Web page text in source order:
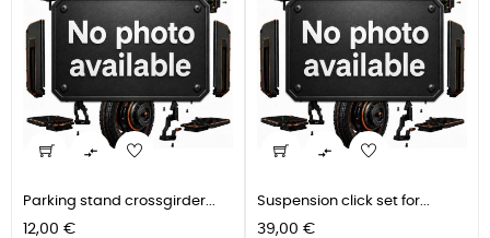

Parking stand crossgirder...
Preis
12,00 €

Suspension click set for...
Preis
39,00 €